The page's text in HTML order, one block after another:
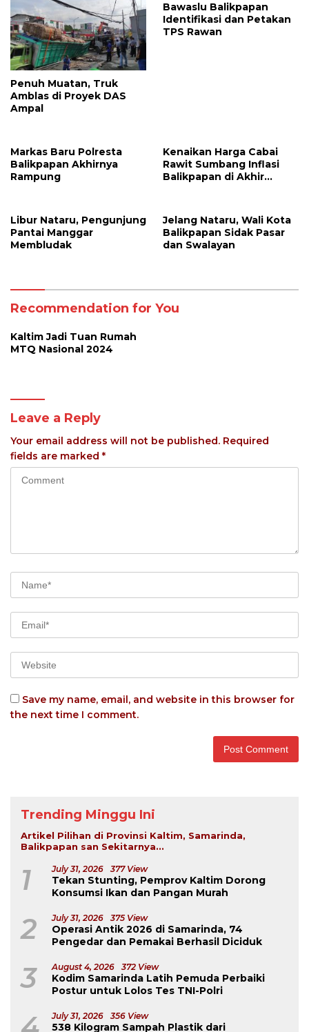
Penuh Muatan, Truk
Amblas di Proyek DAS
Ampal
Bawaslu Balikpapan
Identifikasi dan Petakan
TPS Rawan
Markas Baru Polresta
Balikpapan Akhirnya
Rampung
Kenaikan Harga Cabai
Rawit Sumbang Inflasi
Balikpapan di Akhir
Libur Nataru, Pengunjung
Pantai Manggar
Membludak
Jelang Nataru, Wali Kota
Balikpapan Sidak Pasar
dan Swalayan
Recommendation for You
Kaltim Jadi Tuan Rumah
MTQ Nasional 2024
Leave a Reply
Your email address will not be published. Required
fields are marked *
Save my name, email, and website in this browser for
the next time I comment.
Trending Minggu Ini
Artikel Pilihan di Provinsi Kaltim, Samarinda,
Balikpapan san Sekitarnya...
1 July 31, 2026 377 View
Tekan Stunting, Pemprov Kaltim Dorong
Konsumsi Ikan dan Pangan Murah
2 July 31, 2026 375 View
Operasi Antik 2026 di Samarinda, 74
Pengedar dan Pemakai Berhasil Diciduk
3 August 4, 2026 372 View
Kodim Samarinda Latih Pemuda Perbaiki
Postur untuk Lolos Tes TNI-Polri
July 31, 2026 356 View
538 Kilogram Sampah Plastik dari